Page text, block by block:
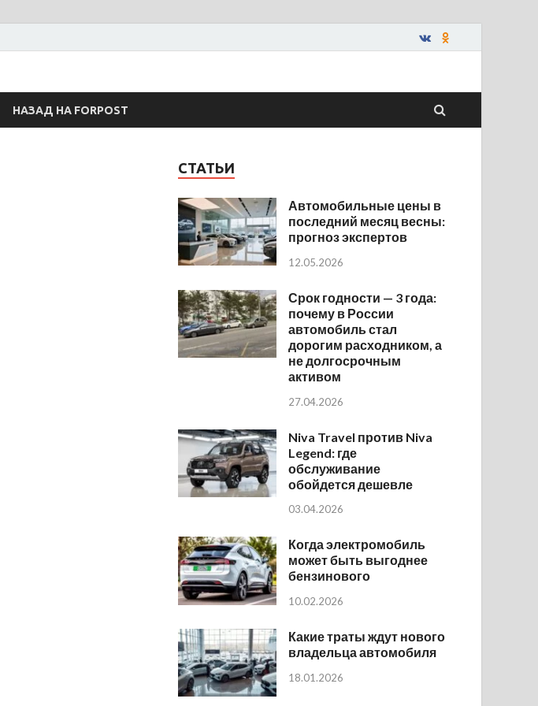
НАЗАД НА FORPOST
СТАТЬИ
Автомобильные цены в
последний месяц весны:
прогноз экспертов
12.05.2026
Срок годности — 3 года:
почему в России
автомобиль стал
дорогим расходником, а
не долгосрочным
активом
27.04.2026
Niva Travel против Niva
Legend: где
обслуживание
обойдется дешевле
03.04.2026
Когда электромобиль
может быть выгоднее
бензинового
10.02.2026
Какие траты ждут нового
владельца автомобиля
18.01.2026